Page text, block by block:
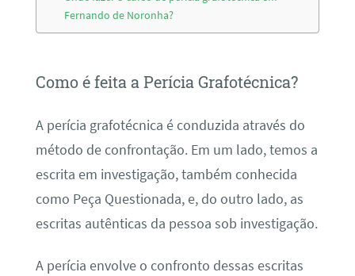
Fernando de Noronha?
Como é feita a Perícia Grafotécnica?
A perícia grafotécnica é conduzida através do
método de confrontação. Em um lado, temos a
escrita em investigação, também conhecida
como Peça Questionada, e, do outro lado, as
escritas autênticas da pessoa sob investigação.
A perícia envolve o confronto dessas escritas